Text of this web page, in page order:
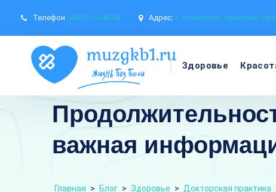
Телефон (8422) 20-48-58 Адрес: г. Ульяновск, проспект
Здоровье
важная
Главная > Блог > Здоровье > Докторская практика